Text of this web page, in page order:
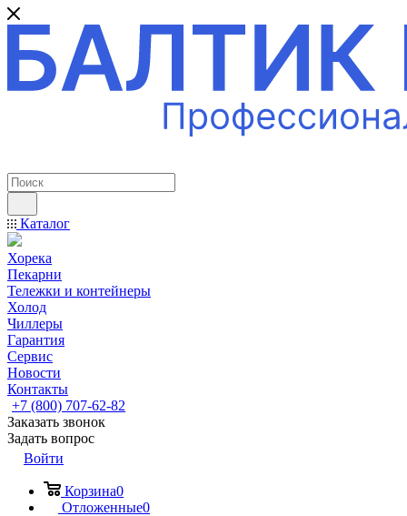
Каталог
Хорека
Пекарни
Тележки и контейнеры
Холод
Чиллеры
Гарантия
Сервис
Новости
Контакты
+7 (800) 707-62-82
Заказать звонок
Задать вопрос
Войти
Корзина0
Отложенные0